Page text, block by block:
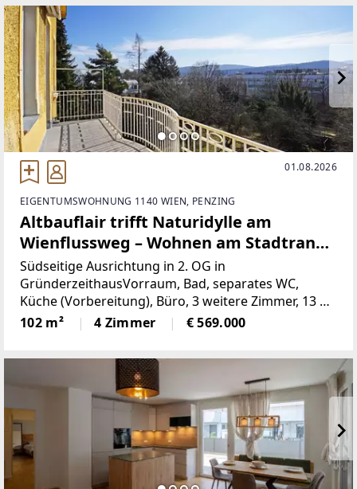
01.08.2026
EIGENTUMSWOHNUNG 1140 WIEN, PENZING
Altbauflair trifft Naturidylle am
Wienflussweg – Wohnen am Stadtrand
mit Südbalkon und Garten
Südseitige Ausrichtung in 2. OG in
GründerzeithausVorraum, Bad, separates WC,
Küche (Vorbereitung), Büro, 3 weitere Zimmer, 13 m²
Südbalkon mit Gartenblick, kleiner Klopfbalkon
nach NordenAm westlichen Stadtrand im 14. Wiener
102 m² 4 Zimmer € 569.000